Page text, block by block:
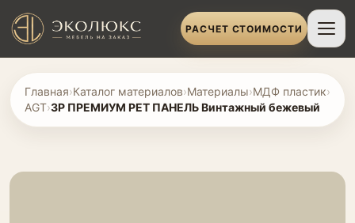
РАСЧЕТ СТОИМОСТИ
Главная›Каталог материалов›Материалы›МДФ пластик›
AGT›3P ПРЕМИУМ PET ПАНЕЛЬ Винтажный бежевый